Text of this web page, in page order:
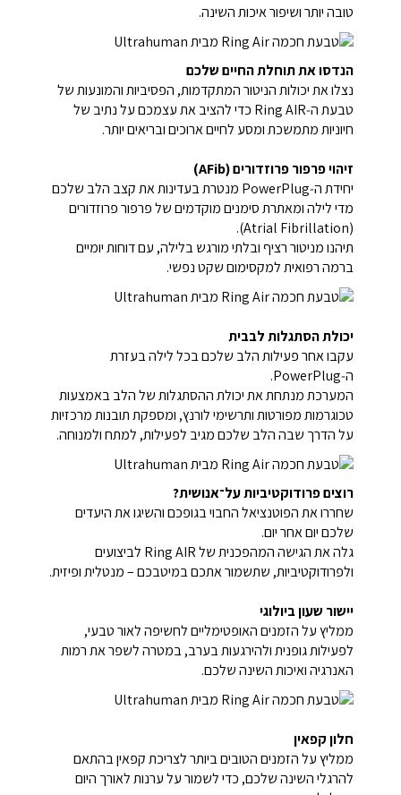
טובה יותר ושיפור איכות השינה.
הנדסו את תוחלת החיים שלכם
נצלו את יכולות הניטור המתקדמות, הפסיביות והמונעות של
טבעת ה‑Ring AIR כדי להציב את עצמכם על נתיב של
חיוניות מתמשכת ומסע לחיים ארוכים ובריאים יותר.
זיהוי פרפור פרוזדורים (AFib)
יחידת ה‑PowerPlug מנטרת בעדינות את קצב הלב שלכם
מדי לילה ומאתרת סימנים מוקדמים של פרפור פרוזדורים
(Atrial Fibrillation).
תיהנו מניטור רציף ובלתי מורגש בלילה, עם דוחות יומיים
ברמה רפואית למקסימום שקט נפשי.
יכולת הסתגלות לבבית
עקבו אחר פעילות הלב שלכם בכל לילה בעזרת
ה‑PowerPlug.
המערכת מנתחת את יכולת ההסתגלות של הלב באמצעות
טכוגרמות מפורטות ותרשימי לורנץ, ומספקת תובנות מרכזיות
על הדרך שבה הלב שלכם מגיב לפעילות, למתח ולמנוחה.
רוצים פרודוקטיביות על־אנושית?
שחררו את הפוטנציאל החבוי בגופכם והשיגו את היעדים
שלכם יום אחר יום.
גלה את הגישה המהפכנית של Ring AIR לביצועים
ולפרודוקטיביות, שתשמור אתכם במיטבכם – מנטלית ופיזית.
יישור שעון ביולוגי
ממליץ על הזמנים האופטימליים לחשיפה לאור טבעי,
לפעילות גופנית ולהירגעות בערב, במטרה לשפר את רמות
האנרגיה ואיכות השינה שלכם.
חלון קפאין
ממליץ על הזמנים הטובים ביותר לצריכת קפאין בהתאם
להרגלי השינה שלכם, כדי לשמור על ערנות לאורך היום